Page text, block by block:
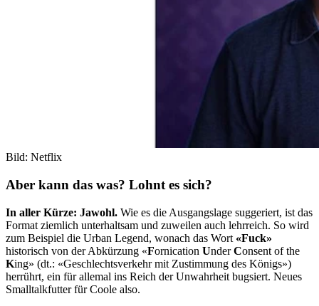
Bild: Netflix
Aber kann das was? Lohnt es sich?
In aller Kürze: Jawohl. Wie es die Ausgangslage suggeriert, ist das
Format ziemlich unterhaltsam und zuweilen auch lehrreich. So wird
zum Beispiel die Urban Legend, wonach das Wort «Fuck»
historisch von der Abkürzung «Fornication UnderConsent of the
King» (dt.: «Geschlechtsverkehr mit Zustimmung des Königs»)
herrührt, ein für allemal ins Reich der Unwahrheit bugsiert. Neues
Smalltalkfutter für Coole also.